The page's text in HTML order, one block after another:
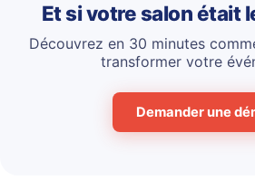
Et si votre salon était
Découvrez en 30 minutes
transformer votre
Demander une